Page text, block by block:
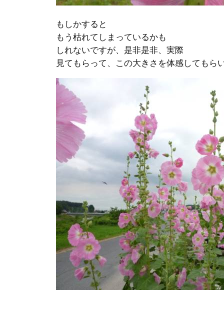
もしかすると
もう枯れてしまっているかも
しれないですが、是非是非、実際
見てもらって、この大きさを体感してもら